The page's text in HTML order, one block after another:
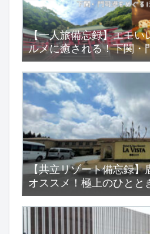
【一人旅備忘録】エモい
ルメに癒される！下関・
2日一人旅
【共立リゾート備忘録
オススメ！極上のひとと
島ヒルズ』で…